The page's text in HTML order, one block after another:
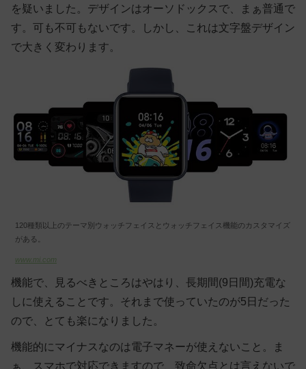
を疑いました。デザインはオーソドックスで、まぁ普通で
す。可も不可もないです。しかし、これは文字盤デザイン
で大きく変わります。
120種類以上のテーマ別ウォッチフェイスとウォッチフェイス機能のカスタマイズ
がある。
www.mi.com
機能で、見るべきところはやはり、長期間(9日間)充電な
しに使えることです。それまで使っていたのが5日だった
ので、とても楽になりました。
機能的にマイナスなのは電子マネーが使えないこと。ま
ぁ、スマホで対応できますので、致命欠点とは言えないで